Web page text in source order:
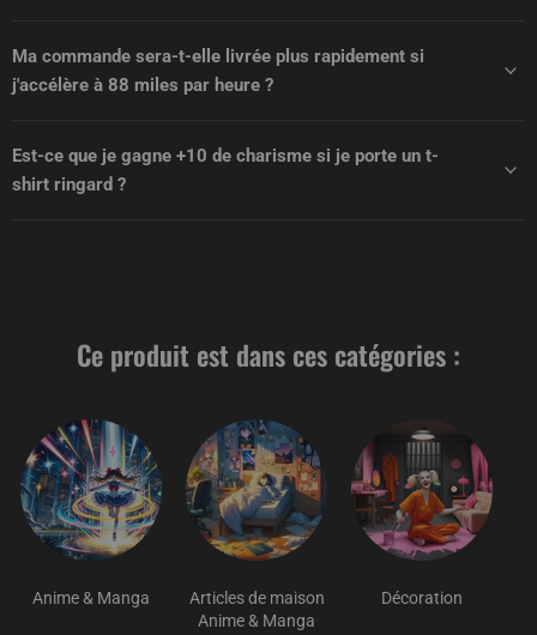
Ma commande sera-t-elle livrée plus rapidement si
j'accélère à 88 miles par heure ?
Est-ce que je gagne +10 de charisme si je porte un t-
shirt ringard ?
Ce produit est dans ces catégories :
Anime & Manga
Articles de maison
Anime & Manga
Décoration